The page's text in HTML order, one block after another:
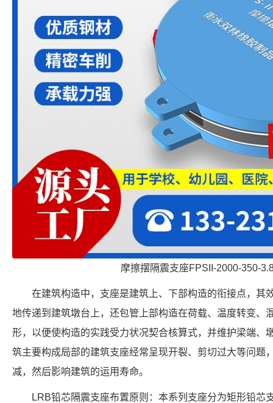
摩擦摆隔震支座FPSII-2000-350-
在建筑构造中，支座是建筑上、下部构造的衔接点，其
地传递到建筑墩台上，还包管上部构造在荷载、温度转变、
形，以便使构造的实践受力状况契合核算式，并维护梁端、
筑主要构成局部的建筑支座经常呈现开裂、剪切过大等问题
减，然后影响建筑的运用寿命。
LRB铅芯隔震支座布置原则：本系列支座分为矩形铅芯